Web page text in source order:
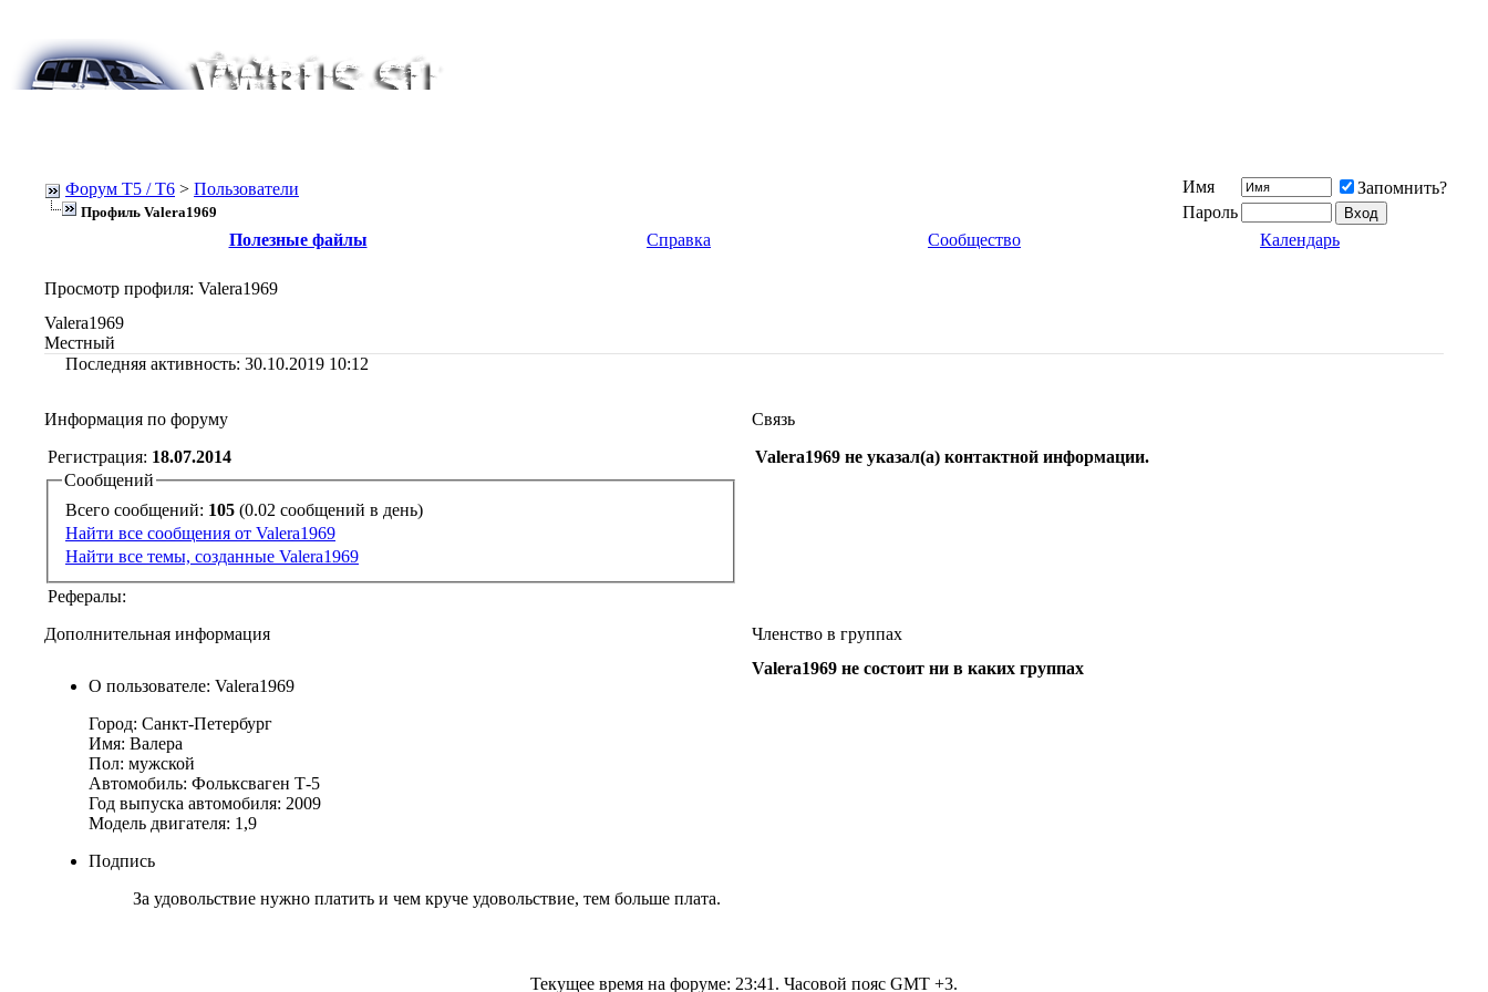
Форум Т5 / T6 > Пользователи
Профиль Valera1969
Имя
Запомнить?
Пароль
Полезные файлы
Справка Сообщество Календарь
Просмотр профиля: Valera1969
Valera1969
Местный
Последняя активность: 30.10.2019 10:12
Информация по форуму
Связь
Регистрация: 18.07.2014
Сообщений
Всего сообщений: 105
(0.02 сообщений в день)
Найти все сообщения от Valera1969
Найти все темы, созданные Valera1969
Рефералы:
Valera1969 не указал(а) контактной информации.
Дополнительная информация Членство в группах
О пользователе: Valera1969
Город: Санкт-Петербург
Имя: Валера
Пол: мужской
Автомобиль: Фольксваген Т-5
Год выпуска автомобиля: 2009
Модель двигателя: 1,9
Подпись
За удовольствие нужно платить и чем круче удовольствие, тем больше плата.
Valera1969 не состоит ни в каких группах
Текущее время на форуме: 23:41 . Часовой пояс GMT +3.